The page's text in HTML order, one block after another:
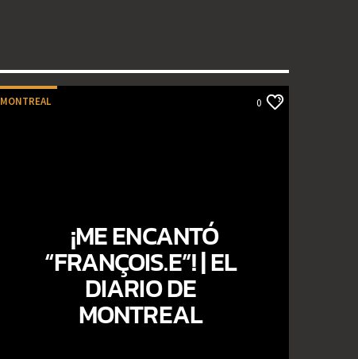
MONTREAL 0
¡ME ENCANTÓ
“FRANÇOIS.E”! | EL
DIARIO DE
MONTREAL